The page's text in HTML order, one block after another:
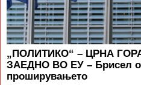
„ПОЛИТИКО“ – ЦРНА
ЗАЕДНО ВО ЕУ – Брисел
проширувањето